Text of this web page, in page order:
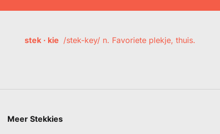
stek · kie /stek-key/ n. Favoriete plekje, thuis.
Meer Stekkies